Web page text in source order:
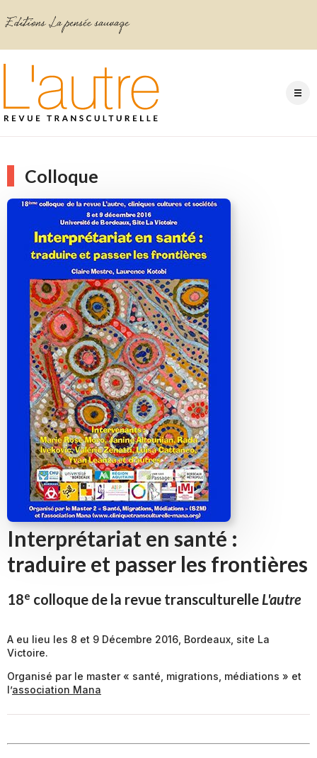
Colloque
Interprétariat en santé :
traduire et passer les frontières
18e colloque de la revue transculturelleL'autre
A eu lieu les 8 et 9 Décembre 2016, Bordeaux, site La
Victoire.
Organisé par le master « santé, migrations, médiations » et
l’association Mana